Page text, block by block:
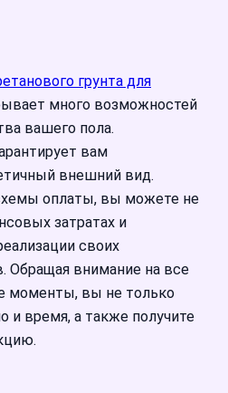
грунта для
много возможностей
вашего пола.
вам
внешний вид.
оплаты, вы можете не
затратах и
своих
Обращая внимание на все
моменты, вы не только
и время, а также получите